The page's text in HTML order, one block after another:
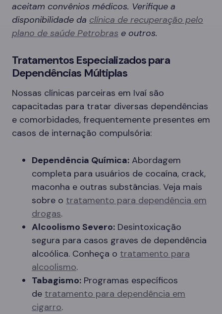
aceitam convênios médicos. Verifique a
disponibilidade da clínica de recuperação pelo
plano de saúde Petrobras e outros.
Tratamentos Especializados para
Dependências Múltiplas
Nossas clínicas parceiras em Ivaí são
capacitadas para tratar diversas dependências
e comorbidades, frequentemente presentes em
casos de internação compulsória:
Dependência Química: Abordagem
completa para usuários de cocaína, crack,
maconha e outras substâncias. Veja mais
sobre o tratamento para dependência em
drogas.
Alcoolismo Severo: Desintoxicação
segura para casos graves de dependência
alcoólica. Conheça o tratamento para
alcoolismo.
Tabagismo: Programas específicos
de tratamento para dependência em
cigarro.